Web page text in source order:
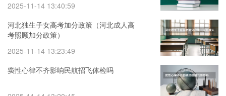
2025-11-14 13:40:59
河北独生子女高考加分政策（河北成人高
考照顾加分政策）
2025-11-14 13:23:49
窦性心律不齐影响民航招飞体检吗